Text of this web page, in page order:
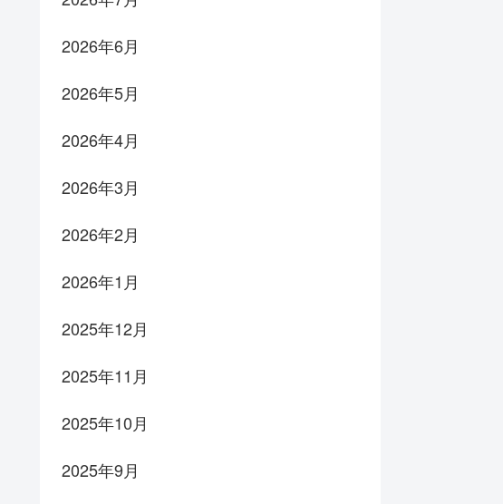
2026年6月
2026年5月
2026年4月
2026年3月
2026年2月
2026年1月
2025年12月
2025年11月
2025年10月
2025年9月